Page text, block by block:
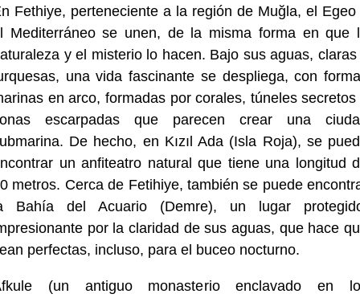
Fethiye, perteneciente a la región de Muğla, el Egeo
Mediterráneo se unen, de la misma forma en que
y el misterio lo hacen. Bajo sus aguas, claras
una vida fascinante se despliega, con
en arco, formadas por corales, túneles secretos
escarpadas que parecen crear una
De hecho, en Kızıl Ada (Isla Roja), se
un anfiteatro natural que tiene una longitud
metros. Cerca de Fetihiye, también se puede
Bahía del Acuario (Demre), un lugar
por la claridad de sus aguas, que hace
perfectas, incluso, para el buceo nocturno.
(un antiguo monasterio enclavado en